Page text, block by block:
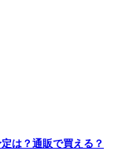
は？通販で買える？